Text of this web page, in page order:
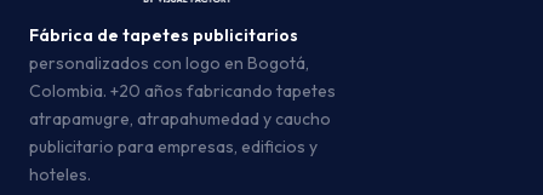
Fábrica de tapetes publicitarios
personalizados con logo en Bogotá,
Colombia. +20 años fabricando tapetes
atrapamugre, atrapahumedad y caucho
publicitario para empresas, edificios y
hoteles.